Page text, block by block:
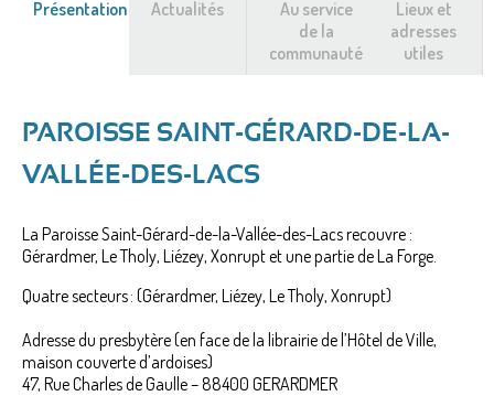
Présentation (onglet
Actualités
Au service
de la
communauté
Lieux et
adresses
utiles
PAROISSE SAINT-GÉRARD-DE-LA-
VALLÉE-DES-LACS
La Paroisse Saint-Gérard-de-la-Vallée-des-Lacs recouvre :
Gérardmer, Le Tholy, Liézey, Xonrupt et une partie de La Forge.
Quatre secteurs : (Gérardmer, Liézey, Le Tholy, Xonrupt)
Adresse du presbytère (en face de la librairie de l’Hôtel de Ville,
maison couverte d’ardoises)
47, Rue Charles de Gaulle – 88400 GERARDMER